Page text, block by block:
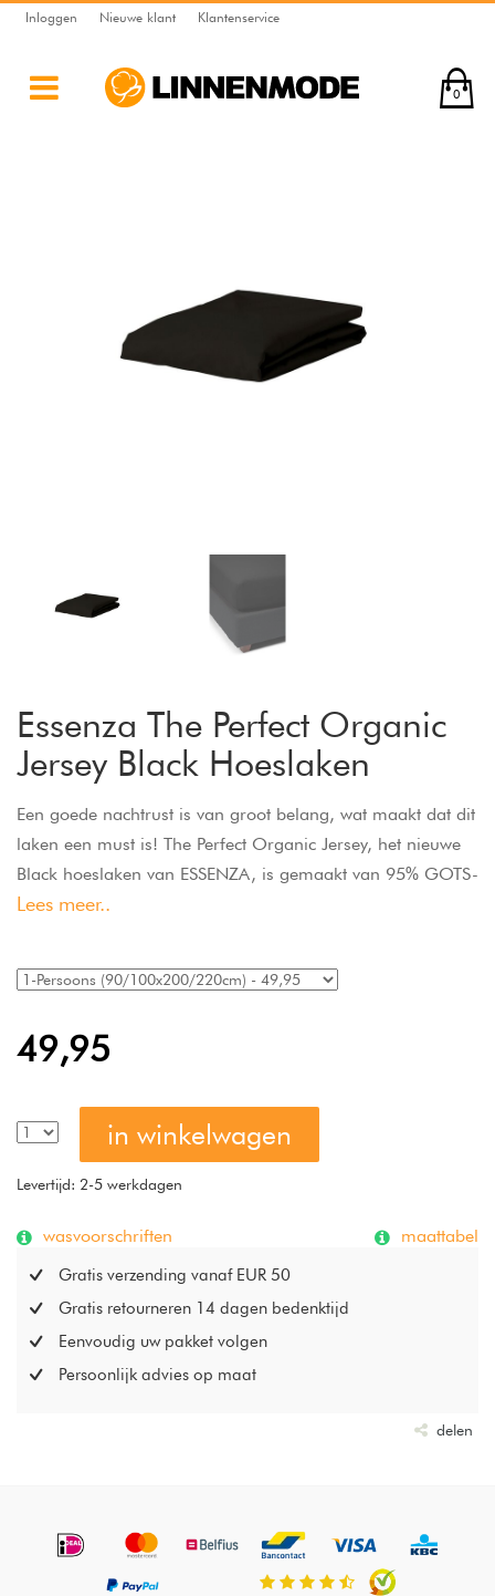
Inloggen Nieuwe klant Klantenservice
0
Essenza The Perfect Organic
Jersey Black Hoeslaken
Een goede nachtrust is van groot belang, wat maakt dat dit
laken een must is! The Perfect Organic Jersey, het nieuwe
Black hoeslaken van ESSENZA, is gemaakt van 95% GOTS-
gecertificeerd biologisch katoen en 5% elastaan. In
sterke stretchkwaliteit en heeft dit hoeslaken de perfecte fit.
De stof is pillingvrij, waardoor het hoeslaken superzacht en
en heerlijk vriendelijk voor de huid. Droom zacht! Dit
gecertificeerd katoen en 5% elastaan, is duurzaam, lekker
zacht en heeft een lichte glans. Wasbaar op max 60 °C en
Lees meer..
49,95
in winkelwagen
Levertijd: 2-5 werkdagen
wasvoorschriften maattabel
Gratis verzending vanaf EUR 50
Gratis retourneren 14 dagen bedenktijd
Eenvoudig uw pakket volgen
Persoonlijk advies op maat
delen